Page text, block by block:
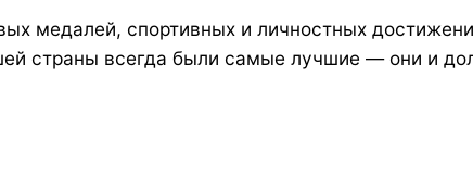
медалей, спортивных и личностных
страны всегда были самые лучшие — они и